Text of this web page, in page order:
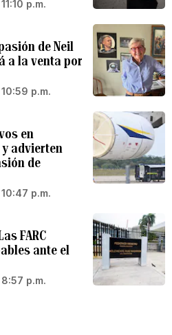
p.m.
de Neil
a la venta por
p.m.
en
advierten
de
p.m.
FARC
ante el
p.m.